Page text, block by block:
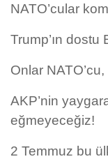
NATO’cular
Trump’ın dostu
Onlar
AKP’nin
eğmeyeceğiz!
2 Temmuz bu